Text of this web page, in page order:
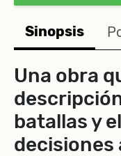
Sinopsis
Una obra
batallas y
decisiones